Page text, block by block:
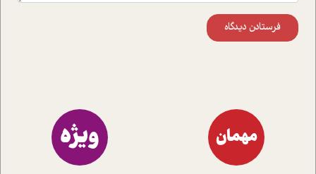
فرستادن دیدگاه
مهمان ویژه